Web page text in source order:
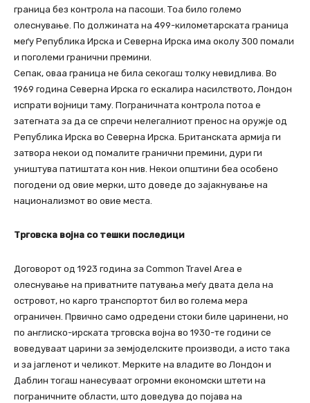
граница без контрола на пасоши. Тоа било големо
олеснување. По должината на 499-километарската граница
меѓу Република Ирска и Северна Ирска има околу 300 помали
и поголеми гранични премини.
Сепак, оваа граница не била секогаш толку невидлива. Во
1969 година Северна Ирска го ескалира насилството, Лондон
испрати војници таму. Пограничната контрола потоа е
затегната за да се спречи нелегалниот пренос на оружје од
Република Ирска во Северна Ирска. Британската армија ги
затвора некои од помалите гранични премини, дури ги
уништува патиштата кон нив. Некои општини беа особено
погодени од овие мерки, што доведе до зајакнување на
национализмот во овие места.
Трговска војна со тешки последици
Договорот од 1923 година за Common Travel Area е
олеснување на приватните патувања меѓу двата дела на
островот, но карго транспортот бил во голема мера
ограничен. Првично само одредени стоки биле царинени, но
по англиско-ирската трговска војна во 1930-те години се
воведуваат царини за земјоделските производи, а исто така
и за јагленот и челикот. Мерките на владите во Лондон и
Даблин тогаш нанесуваат огромни економски штети на
пограничните области, што доведува до појава на